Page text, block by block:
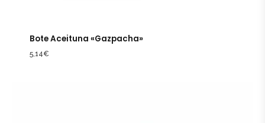
Bote Aceituna «Gazpacha»
5,14€